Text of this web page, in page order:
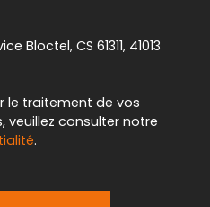
Bloctel, CS 61311, 41013
le traitement de vos
veuillez consulter notre
.